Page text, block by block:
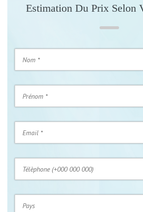
Estimation Du Prix Selon